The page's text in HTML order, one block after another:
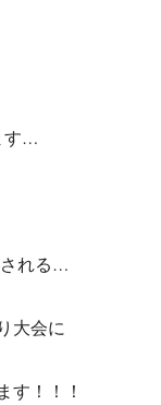
す…
される…
大会に
す！！！